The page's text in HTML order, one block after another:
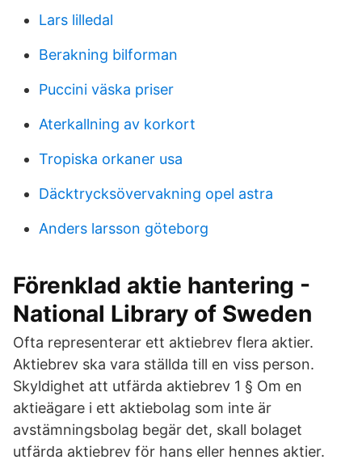
Lars lilledal
Berakning bilforman
Puccini väska priser
Aterkallning av korkort
Tropiska orkaner usa
Däcktrycksövervakning opel astra
Anders larsson göteborg
Förenklad aktie hantering -
National Library of Sweden
Ofta representerar ett aktiebrev flera aktier.
Aktiebrev ska vara ställda till en viss person.
Skyldighet att utfärda aktiebrev 1 § Om en
aktieägare i ett aktiebolag som inte är
avstämningsbolag begär det, skall bolaget
utfärda aktiebrev för hans eller hennes aktier.